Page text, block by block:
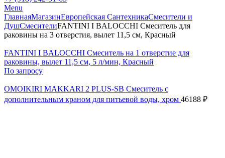
Menu
ГлавнаяМагазинЕвропейская СантехникаСмесители и
ДушСмесителиFANTINI I BALOCCHI Смеситель для
раковины на 3 отверстия, вылет 11,5 см, Красный
FANTINI I BALOCCHI Смеситель на 1 отверстие для
раковины, вылет 11,5 см, 5 л/мин, Красный
По запросу
OMOIKIRI MAKKARI 2 PLUS-SB Смеситель с
дополнительным краном для питьевой воды, хром 46188 ₽